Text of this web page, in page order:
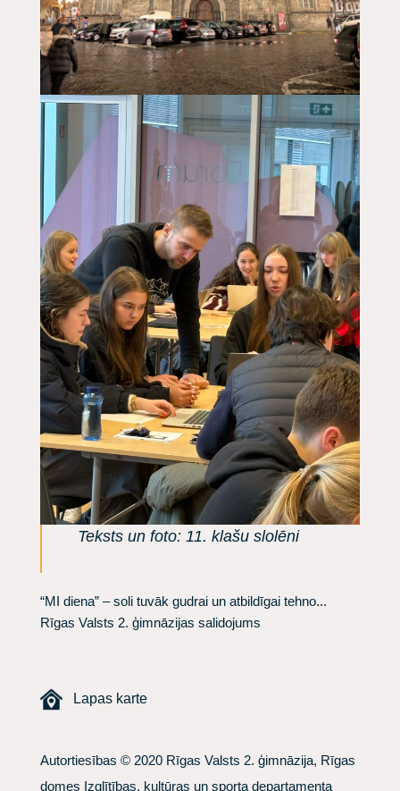
Teksts un foto: 11. klašu slolēni
“MI diena” – soli tuvāk gudrai un atbildīgai tehno...
Rīgas Valsts 2. ģimnāzijas salidojums
Lapas karte
Autortiesības © 2020 Rīgas Valsts 2. ģimnāzija, Rīgas
domes Izglītības, kultūras un sporta departamenta